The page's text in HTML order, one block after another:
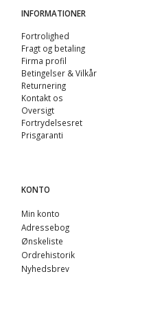
INFORMATIONER
Fortrolighed
Fragt og betaling
Firma profil
Betingelser & Vilkår
Returnering
Kontakt os
Oversigt
Fortrydelsesret
Prisgaranti
KONTO
Min konto
Adressebog
Ønskeliste
Ordrehistorik
Nyhedsbrev